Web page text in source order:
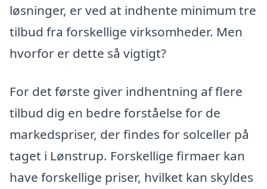
løsninger, er ved at indhente minimum tre
tilbud fra forskellige virksomheder. Men
hvorfor er dette så vigtigt?
For det første giver indhentning af flere
tilbud dig en bedre forståelse for de
markedspriser, der findes for solceller på
taget i Lønstrup. Forskellige firmaer kan
have forskellige priser, hvilket kan skyldes